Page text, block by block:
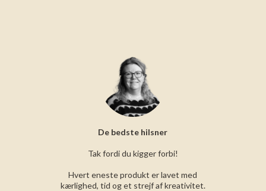
De bedste hilsner
Tak fordi du kigger forbi!
Hvert eneste produkt er lavet med
kærlighed, tid og et strejf af kreativitet.